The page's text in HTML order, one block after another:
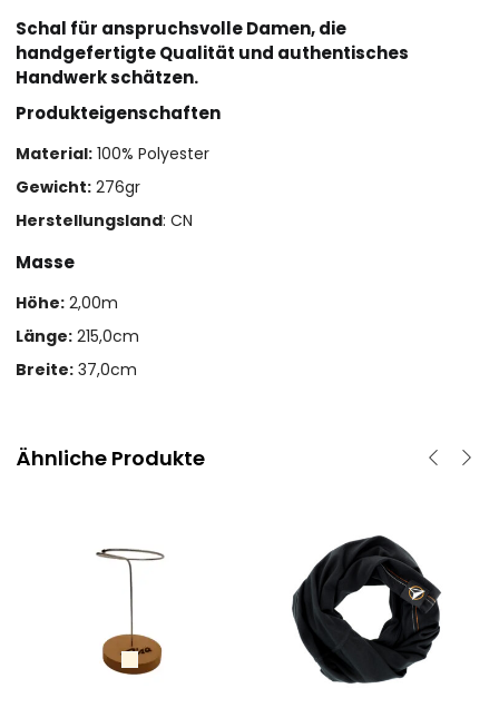
Schal für anspruchsvolle Damen, die
handgefertigte Qualität und authentisches
Handwerk schätzen.
Produkteigenschaften
Material: 100% Polyester
Gewicht: 276gr
Herstellungsland: CN
Masse
Höhe: 2,00m
Länge: 215,0cm
Breite: 37,0cm
Ähnliche Produkte